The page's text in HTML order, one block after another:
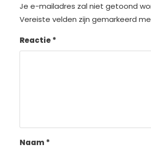
Je e-mailadres zal niet getoond
Vereiste velden zijn gemarkeerd
Reactie*
Naam *